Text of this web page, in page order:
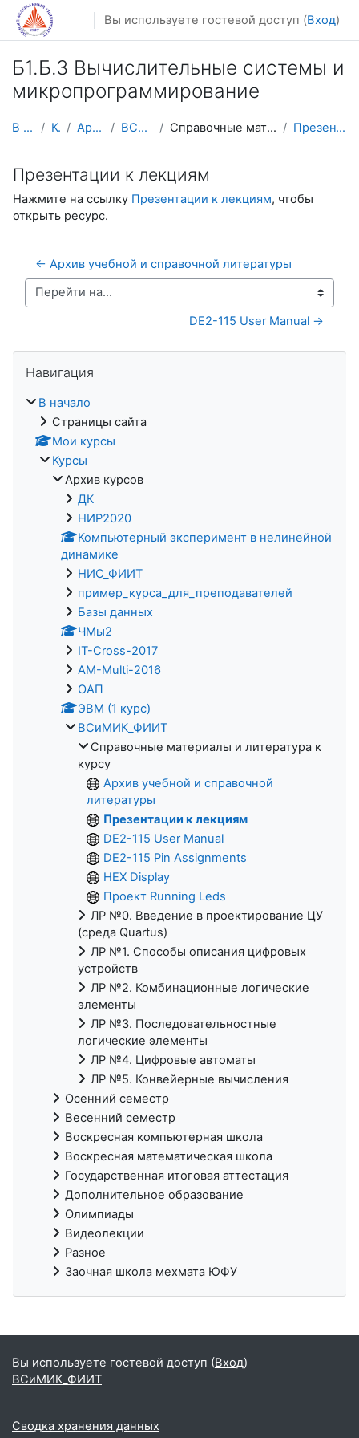
Перейти к основному содержанию
Вы используете гостевой доступ (Вход)
Б1.Б.3 Вычислительные системы и
микропрограммирование
В начало Курсы Архив курсов ВСиМИК_ФИИТ Справочные материалы и литература к курсу Презентации к лекциям
Презентации к лекциям
Нажмите на ссылку Презентации к лекциям, чтобы
открыть ресурс.
← Архив учебной и справочной литературы
Перейти на...
DE2-115 User Manual →
Навигация
В начало
Страницы сайта
Мои курсы
Курсы
Архив курсов
ДК
НИР2020
Компьютерный эксперимент в нелинейной
динамике
НИС_ФИИТ
пример_курса_для_преподавателей
Базы данных
ЧМы2
IT-Cross-2017
AM-Multi-2016
ОАП
ЭВМ (1 курс)
ВСиМИК_ФИИТ
Справочные материалы и литература к
курсу
Архив учебной и справочной
литературы
Презентации к лекциям
DE2-115 User Manual
DE2-115 Pin Assignments
HEX Display
Проект Running Leds
ЛР №0. Введение в проектирование ЦУ
(среда Quartus)
ЛР №1. Способы описания цифровых
устройств
ЛР №2. Комбинационные логические
элементы
ЛР №3. Последовательностные
логические элементы
ЛР №4. Цифровые автоматы
ЛР №5. Конвейерные вычисления
Осенний семестр
Весенний семестр
Воскресная компьютерная школа
Воскресная математическая школа
Государственная итоговая аттестация
Дополнительное образование
Олимпиады
Видеолекции
Разное
Заочная школа мехмата ЮФУ
Вы используете гостевой доступ (Вход)
ВСиМИК_ФИИТ
Сводка хранения данных